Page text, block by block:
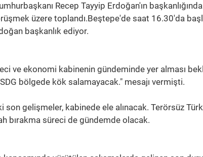
Recep Tayyip Erdoğan'ın başkanlığında
üzere toplandı.Beştepe'de saat 16.30'da
başkanlık ediyor.
ve ekonomi kabinenin gündeminde yer alması
bölgede kök salamayacak." mesajı vermişti.
gelişmeler, kabinede ele alınacak. Terörsüz
bırakma süreci de gündemde olacak.